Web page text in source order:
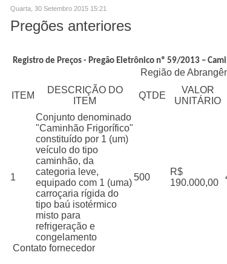
Quarta, 30 Setembro 2015 15:21
Pregões anteriores
Registro de Preços - Pregão Eletrônico nº 59/2013 –
Região de
ITEM
DESCRIÇÃO DO
ITEM
QTDE
VALOR
UNITÁRIO
1
Conjunto denominado
"Caminhão Frigorífico"
constituído por 1 (um)
veículo do tipo
caminhão, da
categoria leve,
equipado com 1 (uma)
carroçaria rígida do
tipo baú isotérmico
misto para
refrigeração e
congelamento
500
R$
190.000,00
Contato fornecedor